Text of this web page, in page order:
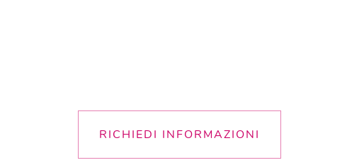
RICHIEDI INFORMAZIONI